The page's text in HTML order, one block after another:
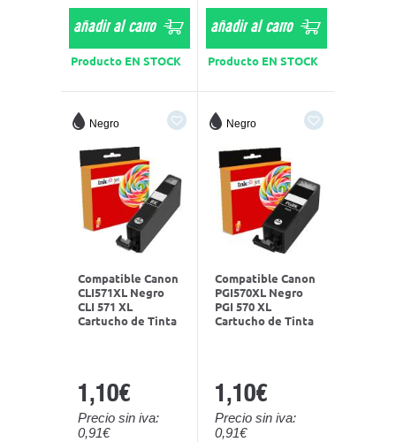
Producto EN STOCK
añadir al carro
Producto EN STOCK
añadir al carro
Negro
Compatible Canon
CLI571XL Negro
CLI 571 XL
Cartucho de Tinta
1,10€
Precio sin iva:
0,91€
Negro
Compatible Canon
PGI570XL Negro
PGI 570 XL
Cartucho de Tinta
1,10€
Precio sin iva:
0,91€